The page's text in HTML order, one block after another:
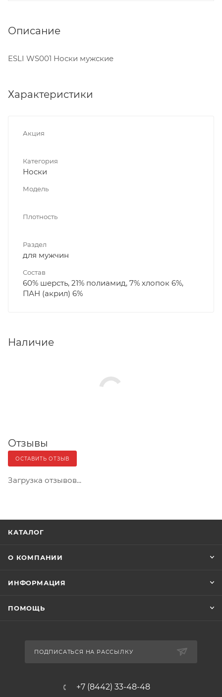
Описание
ESLI WS001 Носки мужские
Характеристики
Акция
Категория
Носки
Модель
Плотность
Раздел
для мужчин
Состав
60% шерсть, 21% полиамид, 7% хлопок 6%,
ПАН (акрил) 6%
Наличие
Отзывы
ОСТАВИТЬ ОТЗЫВ
Загрузка отзывов...
КАТАЛОГ
О КОМПАНИИ
ИНФОРМАЦИЯ
ПОМОЩЬ
ПОДПИСАТЬСЯ НА РАССЫЛКУ
+7 (8442) 33-48-48